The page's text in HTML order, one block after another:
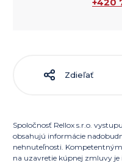
Zdieľať
Spoločnosť Rellox s.r.o.
obsahujú informácie
nehnuteľnosti.
na uzavretie kúpnej zmluvy je